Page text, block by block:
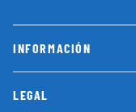
INFORMACIÓN
LEGAL